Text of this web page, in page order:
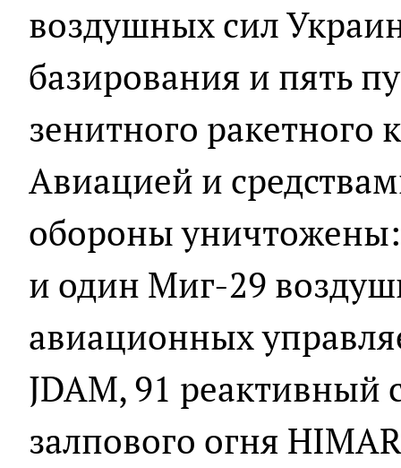
воздушных сил
базирования и пять
зенитного ракетного
Авиацией и
обороны уничтожены:
и один Миг-29
авиационных
JDAM, 91 реактивный
залпового огня